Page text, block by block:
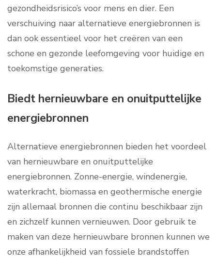
gezondheidsrisico’s voor mens en dier. Een
verschuiving naar alternatieve energiebronnen is
dan ook essentieel voor het creëren van een
schone en gezonde leefomgeving voor huidige en
toekomstige generaties.
Biedt hernieuwbare en onuitputtelijke
energiebronnen
Alternatieve energiebronnen bieden het voordeel
van hernieuwbare en onuitputtelijke
energiebronnen. Zonne-energie, windenergie,
waterkracht, biomassa en geothermische energie
zijn allemaal bronnen die continu beschikbaar zijn
en zichzelf kunnen vernieuwen. Door gebruik te
maken van deze hernieuwbare bronnen kunnen we
onze afhankelijkheid van fossiele brandstoffen